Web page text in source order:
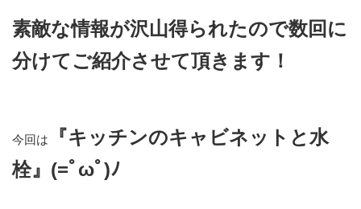
素敵な情報が沢山得られたので数回に
分けてご紹介させて頂きます！
今回は
『キッチンのキャビネットと水
栓』(=ﾟωﾟ)ﾉ